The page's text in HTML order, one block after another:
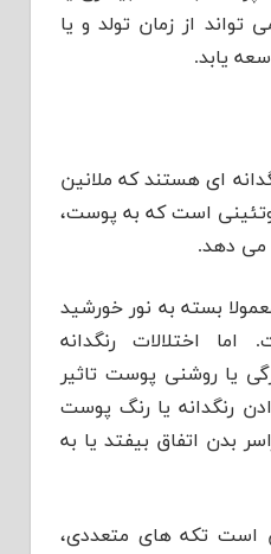
از زمان تولد و یا
یابد.
ای هستند که ملانین
است که به پوست،
می دهد.
بسته به نور خورشید
اختلالات رنگدانه
یا روشنی پوست تاثیر
رنگدانه یا رنگ پوست
بدن اتفاق بیفتد یا به
است تکه های متعددی،